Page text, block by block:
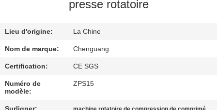
DE
QUALITÉ
CONTACTEZ-
NOUS
presse rotatoire
Lieu d'origine: La Chine
Nom de marque: Chenguang
Certification: CE SGS
Numéro de
modèle:
ZPS15